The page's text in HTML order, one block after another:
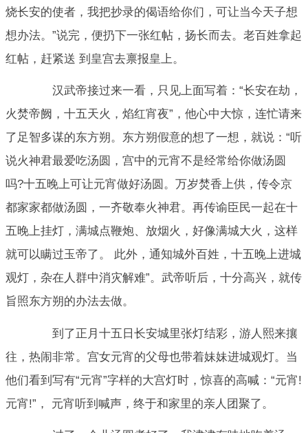
烧长安的使者，我把抄录的偈语给你们，可让当今天子想
想办法。”说完，便扔下一张红帖，扬长而去。老百姓拿起
红帖，赶紧送 到皇宫去禀报皇上。
汉武帝接过来一看，只见上面写着：“长安在劫，
火焚帝阙，十五天火，焰红宵夜”，他心中大惊，连忙请来
了足智多谋的东方朔。东方朔假意的想了一想，就说：“听
说火神君最爱吃汤圆，宫中的元宵不是经常给你做汤圆
吗?十五晚上可让元宵做好汤圆。万岁焚香上供，传令京
都家家都做汤圆，一齐敬奉火神君。再传谕臣民一起在十
五晚上挂灯，满城点鞭炮、放烟火，好像满城大火，这样
就可以瞒过玉帝了。 此外，通知城外百姓，十五晚上进城
观灯，杂在人群中消灾解难”。武帝听后，十分高兴，就传
旨照东方朔的办法去做。
到了正月十五日长安城里张灯结彩，游人熙来攘
往，热闹非常。宫女元宵的父母也带着妹妹进城观灯。当
他们看到写有“元宵”字样的大宫灯时，惊喜的高喊：“元宵!
元宵!”， 元宵听到喊声，终于和家里的亲人团聚了。